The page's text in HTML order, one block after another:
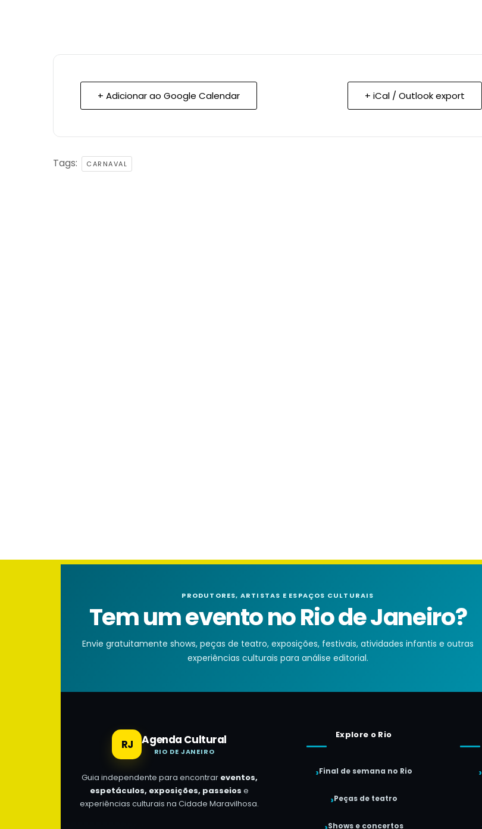
+ Adicionar ao Google Calendar + iCal / Outlook export
Tags: CARNAVAL
PRODUTORES, ARTISTAS E ESPAÇOS CULTURAIS
Tem um evento no Rio de Janeiro?
Envie gratuitamente shows, peças de teatro, exposições, festivais, atividades infantis e outras
experiências culturais para análise editorial.
RJ Agenda Cultural
RIO DE JANEIRO
Guia independente para encontrar eventos,
espetáculos, exposições, passeios e
experiências culturais na Cidade Maravilhosa.
Explore o Rio
Final de semana no Rio
Peças de teatro
Shows e concertos